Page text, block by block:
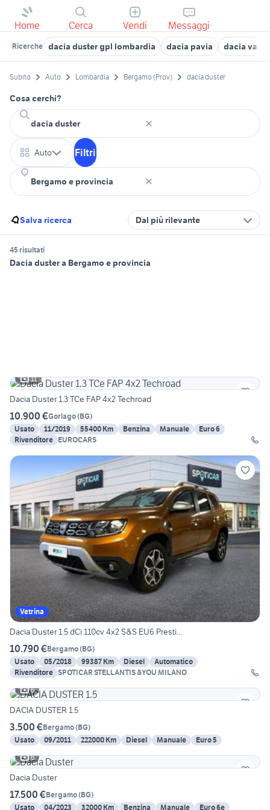
Home Cerca Vendi Messaggi
Ricerche dacia duster gpl lombardia dacia pavia dacia
Subito Auto Lombardia Bergamo (Prov) dacia duster
Cosa cerchi?
Auto Filtri
Salva ricerca Dal più rilevante
45 risultati
Dacia duster a Bergamo e provincia
11
Dacia Duster 1.3 TCe FAP 4x2 Techroad
10.900 €Gorlago(BG)
Usato
11/2019 55400 Km Benzina Manuale
Euro 6
Rivenditore EUROCARS
Vetrina
Dacia Duster 1.5 dCi 110cv 4x2 S&S EU6 Presti...
10.790 €Bergamo(BG)
Usato
05/2018 99387 Km Diesel
Automatico
Rivenditore SPOTICAR STELLANTIS &YOU MILANO
6
DACIA DUSTER 1.5
3.500 €Bergamo(BG)
Usato
09/2011 222000 Km Diesel Manuale
Euro 5
6
Dacia Duster
17.500 €Bergamo(BG)
Usato
04/2023 32000 Km Benzina Manuale Euro 6e